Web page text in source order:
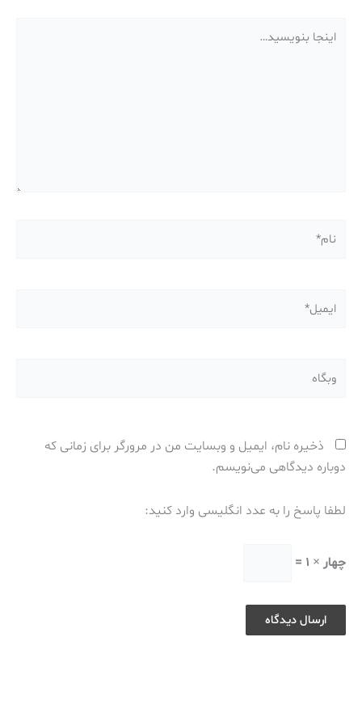
بنویسید…
وبگاه
ذخیره نام، ایمیل و وبسایت من در مرورگر برای زمانی که
دوباره دیدگاهی می‌نویسم.
لطفا پاسخ را به عدد انگلیسی وارد کنید:
چهار × 1 =